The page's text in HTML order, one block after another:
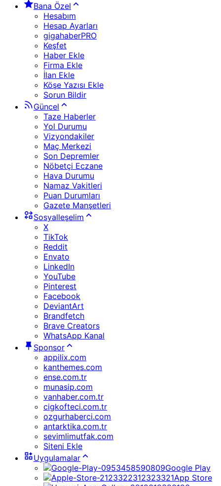
Bana Özel
Hesabım
Hesap Ayarları
gigahaberPRO
Keşfet
Haber Ekle
Firma Ekle
İlan Ekle
Köşe Yazısı Ekle
Sorun Bildir
Güncel
Taze Haberler
Yol Durumu
Vizyondakiler
Maç Merkezi
Son Depremler
Nöbetçi Eczane
Hava Durumu
Namaz Vakitleri
Puan Durumları
Gazete Manşetleri
Sosyalleşelim
X
TikTok
Reddit
Envato
LinkedIn
YouTube
Pinterest
Facebook
DeviantArt
Brandfetch
Brave Creators
WhatsApp Kanal
Sponsor
appilix.com
kanthemes.com
ense.com.tr
munasip.com
vanhaber.com.tr
cigkofteci.com.tr
ozgurhaberci.com
antarktika.com.tr
sevimlimutfak.com
Siteni Ekle
Uygulamalar
Google Play
App Store